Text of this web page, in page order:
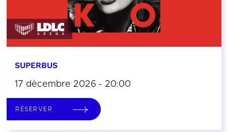
SUPERBUS
17 décembre 2026 - 20:00
RÉSERVER